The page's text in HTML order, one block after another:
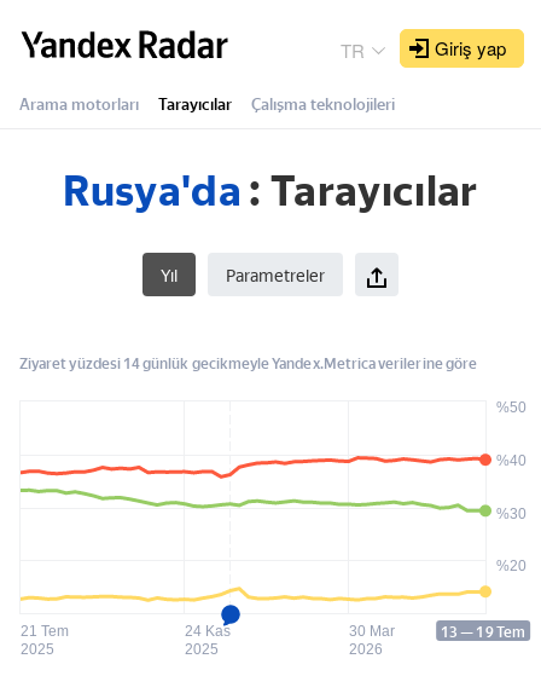
Yandex
TR Giriş yap
Arama motorları Tarayıcılar Çalışma teknolojileri
Rusya'da: Tarayıcılar
Yıl Parametreler
Ziyaret yüzdesi 14 günlük gecikmeyle Yandex.Metrica verilerine göre
21 Tem
2025
24 Kas
2025
30 Mar
2026
13 — 19 Tem
%20
%30
%40
%50